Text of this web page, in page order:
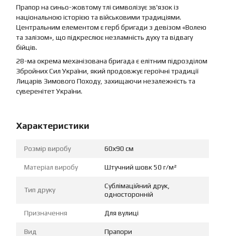
Прапор на синьо-жовтому тлі символізує зв'язок із
національною історією та військовими традиціями.
Центральним елементом є герб бригади з девізом «Волею
та залізом», що підкреслює незламність духу та відвагу
бійців.
28-ма окрема механізована бригада є елітним підрозділом
Збройних Сил України, який продовжує героїчні традиції
Лицарів Зимового Походу, захищаючи незалежність та
суверенітет України.
Характеристики
Розмір виробу 60х90 см
Матеріал виробу Штучний шовк 50 г/м²
Тип друку
Сублімаційний друк,
односторонній
Призначення Для вулиці
Вид Прапори